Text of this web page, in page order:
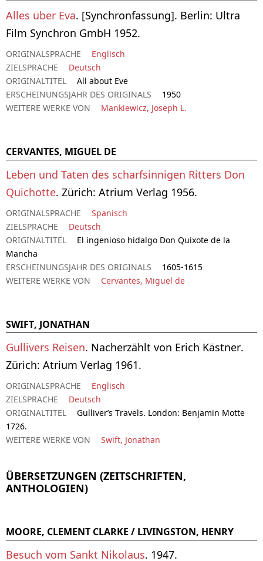
Alles über Eva. [Synchronfassung]. Berlin: Ultra
Film Synchron GmbH 1952.
ORIGINALSPRACHE
Englisch
ZIELSPRACHE
Deutsch
ORIGINALTITEL
All about Eve
ERSCHEINUNGSJAHR DES ORIGINALS
1950
WEITERE WERKE VON
Mankiewicz, Joseph L.
CERVANTES, MIGUEL DE
Leben und Taten des scharfsinnigen Ritters Don
Quichotte. Zürich: Atrium Verlag 1956.
ORIGINALSPRACHE
Spanisch
ZIELSPRACHE
Deutsch
ORIGINALTITEL
El ingenioso hidalgo Don Quixote de la
Mancha
ERSCHEINUNGSJAHR DES ORIGINALS
1605-1615
WEITERE WERKE VON
Cervantes, Miguel de
SWIFT, JONATHAN
Gullivers Reisen. Nacherzählt von Erich Kästner.
Zürich: Atrium Verlag 1961.
ORIGINALSPRACHE
Englisch
ZIELSPRACHE
Deutsch
ORIGINALTITEL
Gulliver’s Travels. London: Benjamin Motte
1726.
WEITERE WERKE VON
Swift, Jonathan
ÜBERSETZUNGEN (ZEITSCHRIFTEN,
ANTHOLOGIEN)
MOORE, CLEMENT CLARKE / LIVINGSTON, HENRY
Besuch vom Sankt Nikolaus. 1947.